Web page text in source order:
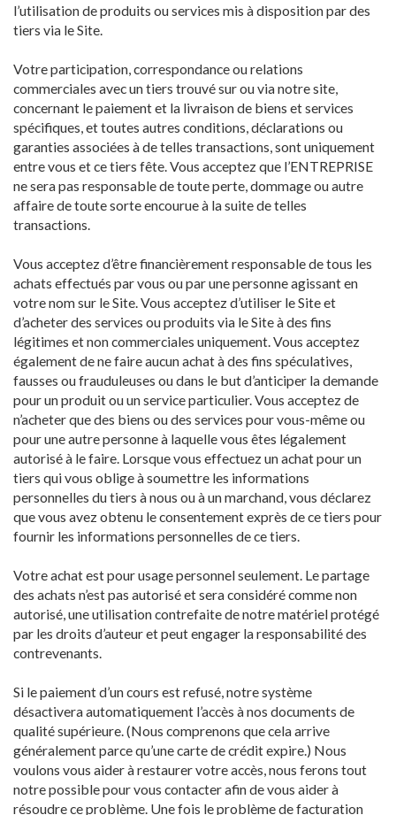
l’utilisation de produits ou services mis à disposition par des
tiers via le Site.
Votre participation, correspondance ou relations
commerciales avec un tiers trouvé sur ou via notre site,
concernant le paiement et la livraison de biens et services
spécifiques, et toutes autres conditions, déclarations ou
garanties associées à de telles transactions, sont uniquement
entre vous et ce tiers fête. Vous acceptez que l’ENTREPRISE
ne sera pas responsable de toute perte, dommage ou autre
affaire de toute sorte encourue à la suite de telles
transactions.
Vous acceptez d’être financièrement responsable de tous les
achats effectués par vous ou par une personne agissant en
votre nom sur le Site. Vous acceptez d’utiliser le Site et
d’acheter des services ou produits via le Site à des fins
légitimes et non commerciales uniquement. Vous acceptez
également de ne faire aucun achat à des fins spéculatives,
fausses ou frauduleuses ou dans le but d’anticiper la demande
pour un produit ou un service particulier. Vous acceptez de
n’acheter que des biens ou des services pour vous-même ou
pour une autre personne à laquelle vous êtes légalement
autorisé à le faire. Lorsque vous effectuez un achat pour un
tiers qui vous oblige à soumettre les informations
personnelles du tiers à nous ou à un marchand, vous déclarez
que vous avez obtenu le consentement exprès de ce tiers pour
fournir les informations personnelles de ce tiers.
Votre achat est pour usage personnel seulement. Le partage
des achats n’est pas autorisé et sera considéré comme non
autorisé, une utilisation contrefaite de notre matériel protégé
par les droits d’auteur et peut engager la responsabilité des
contrevenants.
Si le paiement d’un cours est refusé, notre système
désactivera automatiquement l’accès à nos documents de
qualité supérieure. (Nous comprenons que cela arrive
généralement parce qu’une carte de crédit expire.) Nous
voulons vous aider à restaurer votre accès, nous ferons tout
notre possible pour vous contacter afin de vous aider à
résoudre ce problème. Une fois le problème de facturation